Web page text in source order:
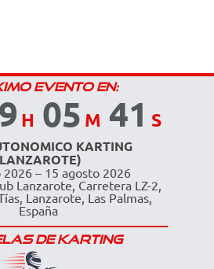
EVENTO EN:
H 05 M 40 S
KARTING
2026 – 15 agosto 2026
Lanzarote, Carretera LZ-2,
Lanzarote, Las Palmas,
España
DE KARTING